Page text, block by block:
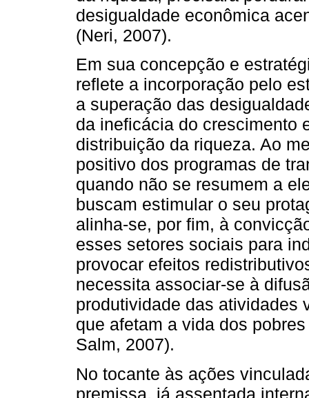
desigualdade econômica
(Neri, 2007).
Em sua concepção e
reflete a incorporação pelo
a superação das
da ineficácia do crescimento
distribuição da riqueza. Ao
positivo dos programas de
quando não se resumem a
buscam estimular o seu
alinha-se, por fim, à
esses setores sociais para
provocar efeitos
necessita associar-se à
produtividade das atividades
que afetam a vida dos
Salm, 2007).
No tocante às ações
premissa, já assentada